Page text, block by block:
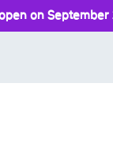
on